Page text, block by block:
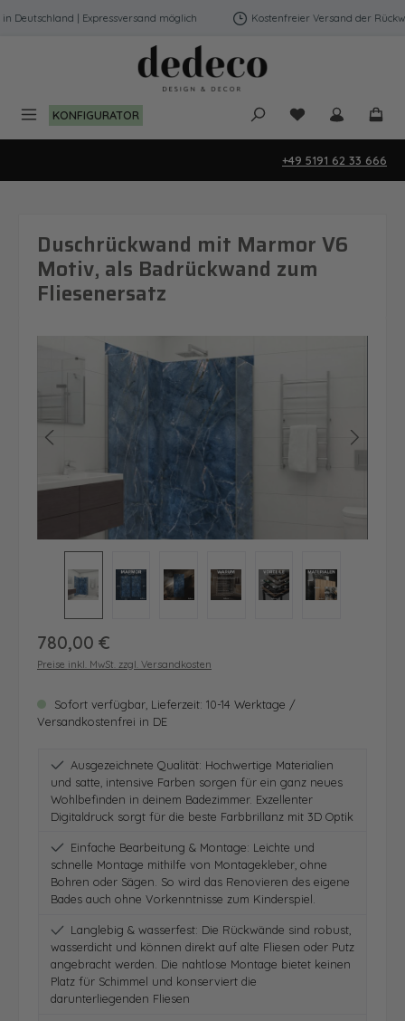
Zum Hauptinhalt springen
| Expressversand möglich Kostenfreier Versand der
KONFIGURATOR Du hast 0
+49 5191 62 33 666
Duschrückwand mit Marmor V6
Motiv, als Badrückwand zum
Fliesenersatz
Bildergalerie überspringen
Regulärer Preis:
780,00 €
Preise inkl. MwSt. zzgl. Versandkosten
Sofort verfügbar, Lieferzeit: 10-14 Werktage /
Versandkostenfrei in DE
Ausgezeichnete Qualität: Hochwertige Materialien
und satte, intensive Farben sorgen für ein ganz neues
Wohlbefinden in deinem Badezimmer. Exzellenter
Digitaldruck sorgt für die beste Farbbrillanz mit 3D Optik
Einfache Bearbeitung & Montage: Leichte und
schnelle Montage mithilfe von Montagekleber, ohne
Bohren oder Sägen. So wird das Renovieren des eigene
Bades auch ohne Vorkenntnisse zum Kinderspiel.
Langlebig & wasserfest: Die Rückwände sind robust,
wasserdicht und können direkt auf alte Fliesen oder Putz
angebracht werden. Die nahtlose Montage bietet keinen
Platz für Schimmel und konserviert die
darunterliegenden Fliesen